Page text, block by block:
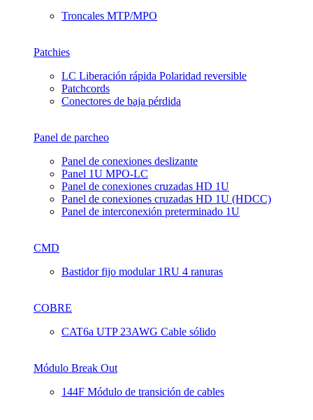
Troncales MTP/MPO
Patchies
LC Liberación rápida Polaridad reversible
Patchcords
Conectores de baja pérdida
Panel de parcheo
Panel de conexiones deslizante
Panel 1U MPO-LC
Panel de conexiones cruzadas HD 1U
Panel de conexiones cruzadas HD 1U (HDCC)
Panel de interconexión preterminado 1U
CMD
Bastidor fijo modular 1RU 4 ranuras
COBRE
CAT6a UTP 23AWG Cable sólido
Módulo Break Out
144F Módulo de transición de cables